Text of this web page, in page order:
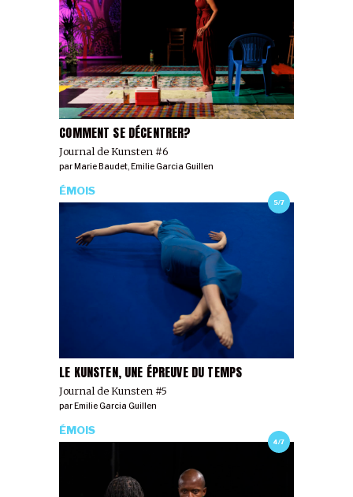
COMMENT SE DÉCENTRER?
Journal de Kunsten #6
par Marie Baudet, Emilie Garcia Guillen
5/7
LE KUNSTEN, UNE ÉPREUVE DU TEMPS
Journal de Kunsten #5
ÉMOIS
par Emilie Garcia Guillen
4/7
ÉMOIS